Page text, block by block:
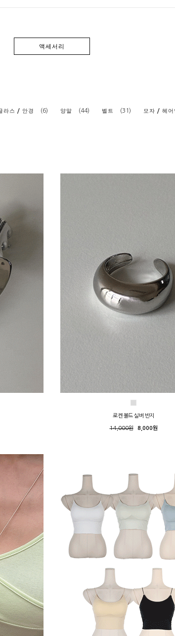
액세서리
라스 / 안경 (6) 양말 (44) 벨트 (31) 모자 / 헤어
로켄 볼드 실버 반지
14,000원 8,000원